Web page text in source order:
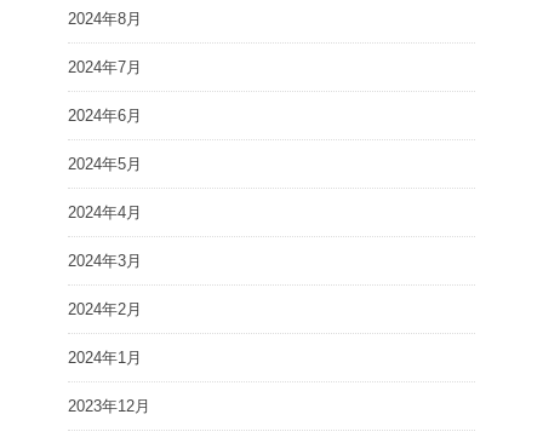
2024年8月
2024年7月
2024年6月
2024年5月
2024年4月
2024年3月
2024年2月
2024年1月
2023年12月